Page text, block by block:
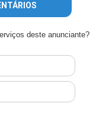
deste anunciante?